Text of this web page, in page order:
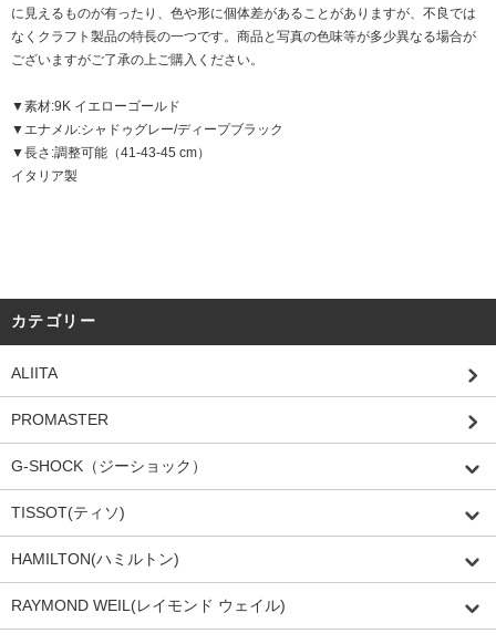
に見えるものが有ったり、色や形に個体差があることがありますが、不良では
なくクラフト製品の特長の一つです。商品と写真の色味等が多少異なる場合が
ございますがご了承の上ご購入ください。
▼素材:9K イエローゴールド
▼エナメル:シャドゥグレー/ディープブラック
▼長さ:調整可能（41-43-45 cm）
イタリア製
カテゴリー
ALIITA
PROMASTER
G-SHOCK（ジーショック）
TISSOT(ティソ)
HAMILTON(ハミルトン)
RAYMOND WEIL(レイモンド ウェイル)